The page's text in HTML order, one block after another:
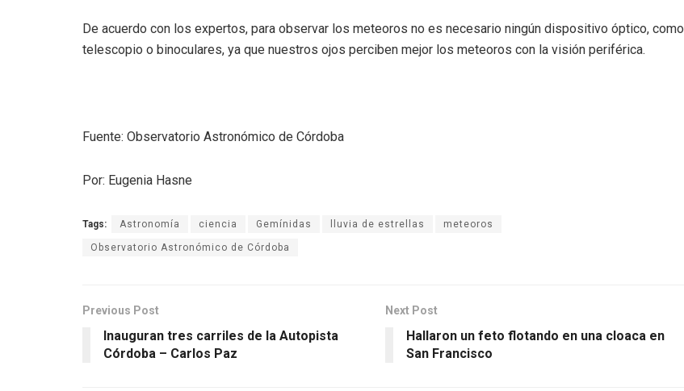
De acuerdo con los expertos, para observar los meteoros no es necesario ningún dispositivo óptico, como
telescopio o binoculares, ya que nuestros ojos perciben mejor los meteoros con la visión periférica.
Fuente: Observatorio Astronómico de Córdoba
Por: Eugenia Hasne
Tags: Astronomía ciencia Gemínidas lluvia de estrellas meteoros
Observatorio Astronómico de Córdoba
Previous Post
Inauguran tres carriles de la Autopista
Córdoba – Carlos Paz
Next Post
Hallaron un feto flotando en una cloaca en
San Francisco